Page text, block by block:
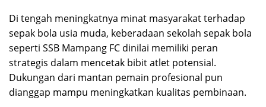
Di tengah meningkatnya minat masyarakat terhadap
sepak bola usia muda, keberadaan sekolah sepak bola
seperti SSB Mampang FC dinilai memiliki peran
strategis dalam mencetak bibit atlet potensial.
Dukungan dari mantan pemain profesional pun
dianggap mampu meningkatkan kualitas pembinaan.